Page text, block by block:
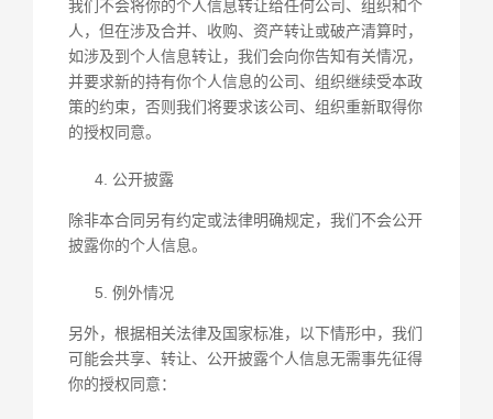
我们不会将你的个人信息转让给任何公司、组织和个
人，但在涉及合并、收购、资产转让或破产清算时，
如涉及到个人信息转让，我们会向你告知有关情况，
并要求新的持有你个人信息的公司、组织继续受本政
策的约束，否则我们将要求该公司、组织重新取得你
的授权同意。
公开披露
除非本合同另有约定或法律明确规定，我们不会公开
披露你的个人信息。
例外情况
另外，根据相关法律及国家标准，以下情形中，我们
可能会共享、转让、公开披露个人信息无需事先征得
你的授权同意：